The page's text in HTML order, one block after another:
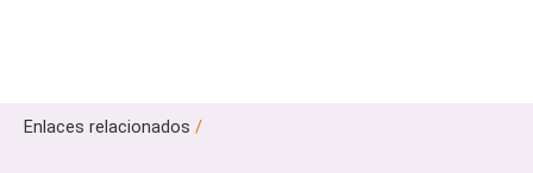
Enlaces relacionados /